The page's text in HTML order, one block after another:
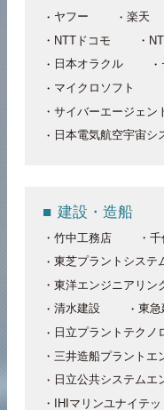
ヤフー 楽天
NTTドコモ
日本オラクル
マイクロソフト
サイバーエージェン
日本電気航空宇宙シ
建設・造船
竹中工務店
千
東芝プラントシステ
東洋エンジニアリン
清水建設
東急
日立プラントテクノ
三井造船プラントエ
日立公共システムエ
IHIマリンユナイテッ